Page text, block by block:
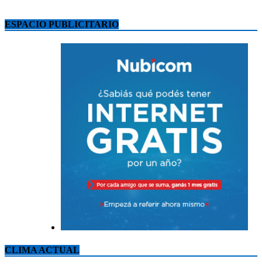
ESPACIO PUBLICITARIO
CLIMA ACTUAL